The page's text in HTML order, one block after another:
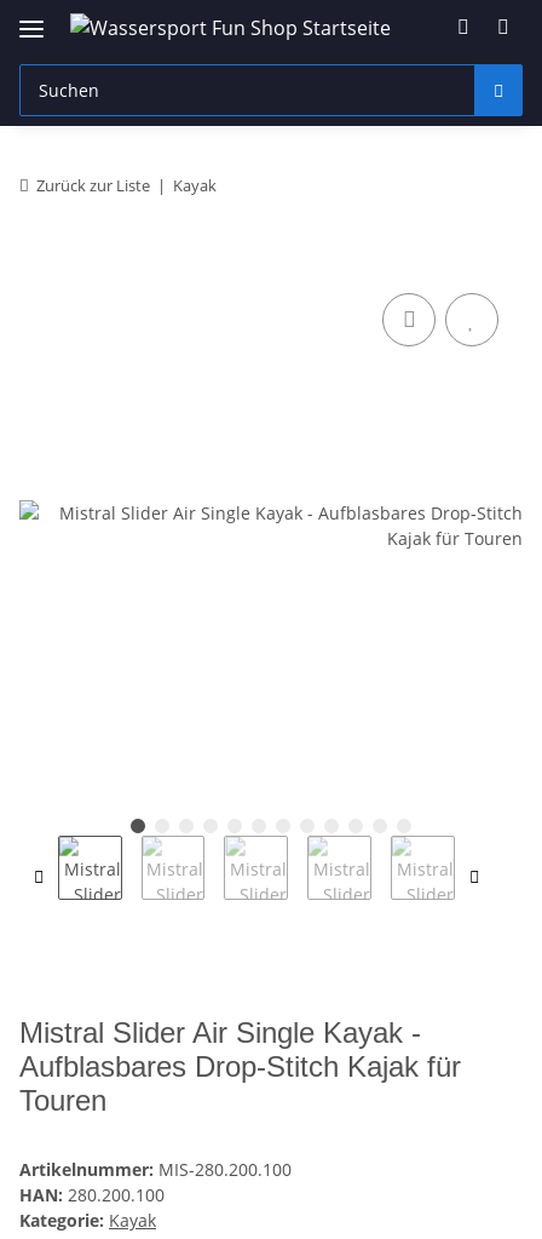
Zurück zur Liste Kayak
Mistral Slider Air Single Kayak -
Aufblasbares Drop‑Stitch Kajak für
Touren
Artikelnummer: MIS-280.200.100
HAN: 280.200.100
Kategorie: Kayak